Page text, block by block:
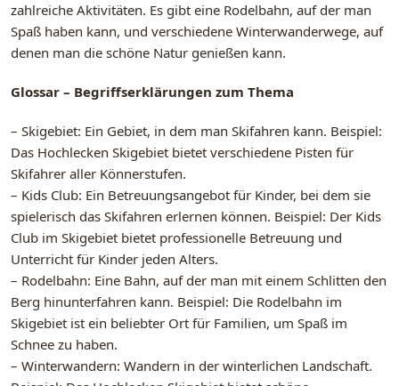
zahlreiche Aktivitäten. Es gibt eine Rodelbahn, auf der man
Spaß haben kann, und verschiedene Winterwanderwege, auf
denen man die schöne Natur genießen kann.
Glossar – Begriffserklärungen zum Thema
– Skigebiet: Ein Gebiet, in dem man Skifahren kann. Beispiel:
Das Hochlecken Skigebiet bietet verschiedene Pisten für
Skifahrer aller Könnerstufen.
– Kids Club: Ein Betreuungsangebot für Kinder, bei dem sie
spielerisch das Skifahren erlernen können. Beispiel: Der Kids
Club im Skigebiet bietet professionelle Betreuung und
Unterricht für Kinder jeden Alters.
– Rodelbahn: Eine Bahn, auf der man mit einem Schlitten den
Berg hinunterfahren kann. Beispiel: Die Rodelbahn im
Skigebiet ist ein beliebter Ort für Familien, um Spaß im
Schnee zu haben.
– Winterwandern: Wandern in der winterlichen Landschaft.